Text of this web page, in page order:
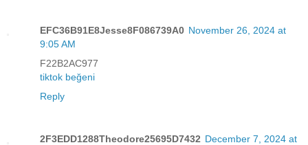
EFC36B91E8Jesse8F086739A0 November 26, 2024 at
9:05 AM
F22B2AC977
tiktok beğeni
Reply
2F3EDD1288Theodore25695D7432 December 7, 2024 at